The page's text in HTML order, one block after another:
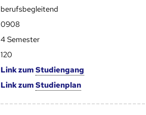
berufsbegleitend
0908
4 Semester
120
Link zum Studien­gang
Link zum Studien­plan